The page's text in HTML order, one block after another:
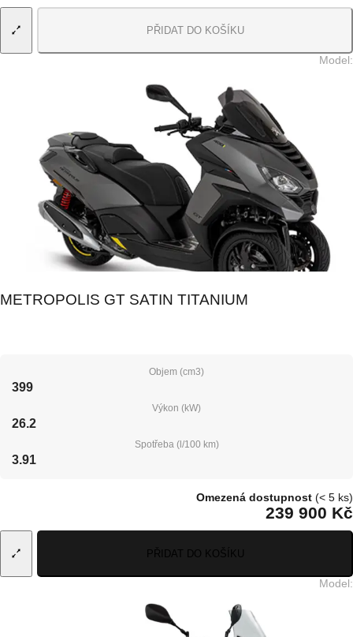
PŘIDAT DO KOŠÍKU
Model:
METROPOLIS GT SATIN TITANIUM
Objem (cm3)
399
Výkon (kW)
26.2
Spotřeba (l/100 km)
3.91
Omezená dostupnost (< 5 ks)
239 900 Kč
PŘIDAT DO KOŠÍKU
Model: